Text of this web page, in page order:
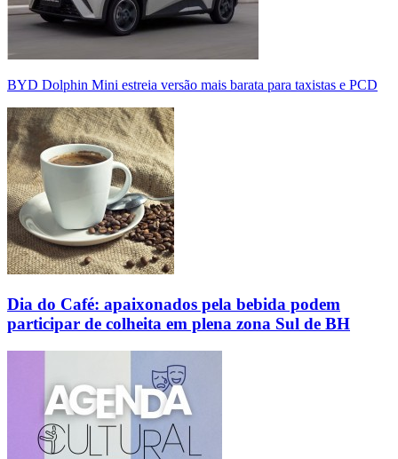
BYD Dolphin Mini estreia versão mais barata para taxistas e PCD
Dia do Café: apaixonados pela bebida podem
participar de colheita em plena zona Sul de BH